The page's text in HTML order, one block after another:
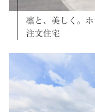
凛と、美しく。
注文住宅